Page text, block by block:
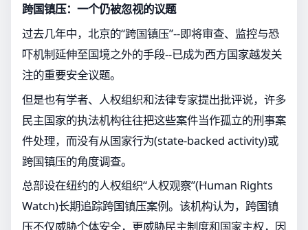
跨国镇压：一个仍被忽视的议题
过去几年中，北京的“跨国镇压”--即将审查、监控与恐
吓机制延伸至国境之外的手段--已成为西方国家越发关
注的重要安全议题。
但是也有学者、人权组织和法律专家提出批评说，许多
民主国家的执法机构往往把这些案件当作孤立的刑事案
件处理，而没有从国家行为(state-backed activity)或
跨国镇压的角度调查。
总部设在纽约的人权组织“人权观察”(Human Rights
Watch)长期追踪跨国镇压案例。该机构认为，跨国镇
压不仅威胁个体安全，更威胁民主制度和国家主权，因